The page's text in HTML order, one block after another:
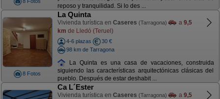
reposo y tranquilidad. Si lo des ...
8 Fotos
La Quinta
Vivienda turística en Caseres (Tarragona) a 9,5
km de Lledó (Teruel)
4-6 plazas
30 €
98 km de Tarragona
La Quinta es una casa de vacaciones, construida
siguiendo las características arquitectónicas clásicas del
pueblo. Después de estar deshabit ...
Ca L´Ester
Vivienda turística en Caseres (Tarragona) a 9,5